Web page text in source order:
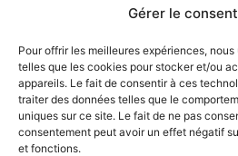
Gérer le
Pour offrir les meilleures expériences,
telles que les cookies pour stocker et/ou
appareils. Le fait de consentir à ces
traiter des données telles que le
uniques sur ce site. Le fait de ne pas
consentement peut avoir un effet négatif
et fonctions.
prévoir des aérations en
majeurs d'apparition de
Je demande le